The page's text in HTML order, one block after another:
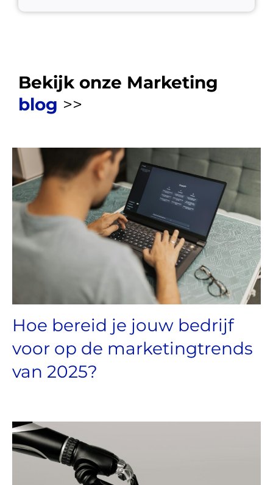
Bekijk onze Marketing
blog >>
Hoe bereid je jouw bedrijf
voor op de marketingtrends
van 2025?